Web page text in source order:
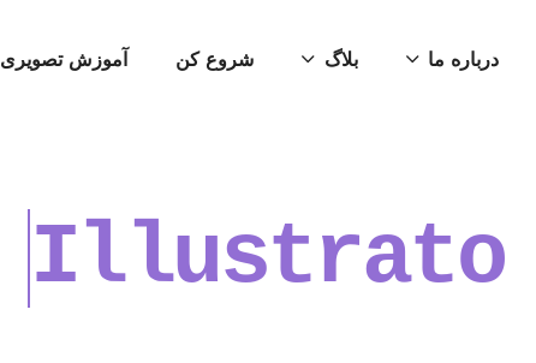
درباره ما بلاگ شروع کن آموزش تصویری
Illustrator